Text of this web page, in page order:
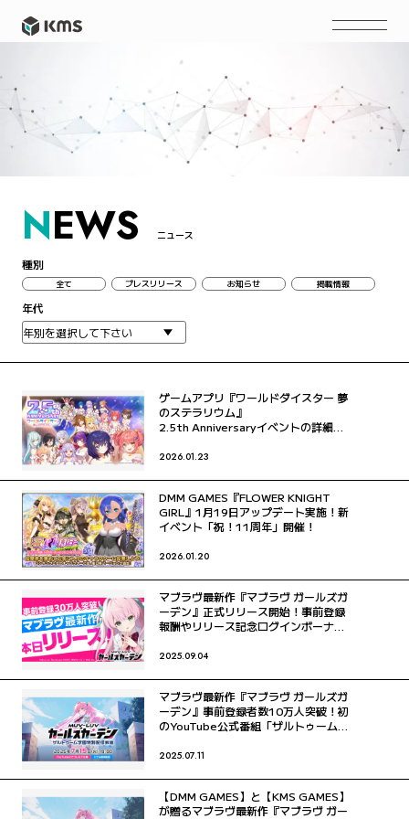
NEWS ニュース
種別
全て プレスリリース お知らせ 掲載情報
年代
ゲームアプリ『ワールドダイスター 夢
のステラリウム』
2.5th Anniversaryイベントの詳細を
クター登場を発表
2026.01.23
DMM GAMES『FLOWER KNIGHT
GIRL』1月19日アップデート実施！新
イベント「祝！11周年」開催！
2026.01.20
マブラヴ最新作『マブラヴ ガールズガ
ーデン』正式リリース開始！事前登録
報酬やリリース記念ログインボーナス
にてリリース記念キャンペーンも開催
2025.09.04
マブラヴ最新作『マブラヴ ガールズガ
ーデン』事前登録者数10万人突破！初
のYouTube公式番組「ザルトゥーム学
さらに学園ボイスドラマも初公開！
2025.07.11
【DMM GAMES】と【KMS GAMES】
が贈るマブラヴ最新作『マブラヴ ガー